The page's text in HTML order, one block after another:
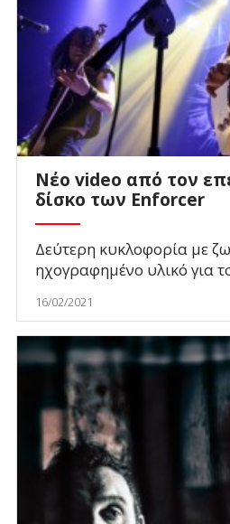
Νέο video από τον
δίσκο των Enforcer
Δεύτερη κυκλοφορία με
ηχογραφημένο υλικό για
16/02/2021